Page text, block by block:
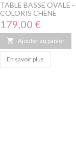
TABLE BASSE OVALE -
COLORIS CHÊNE
Prix
179,00 €
 Ajouter au panier
En savoir plus